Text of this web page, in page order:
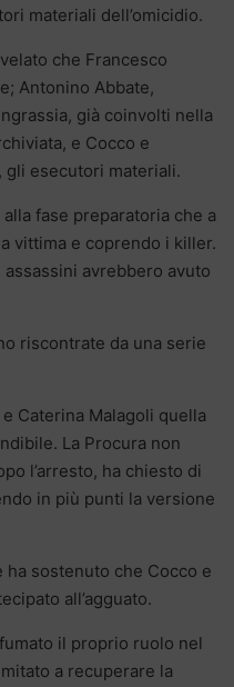
materiali dell’omicidio.
che Francesco
Antonino Abbate,
già coinvolti nella
e Cocco e
gli esecutori materiali.
fase preparatoria che a
vittima e coprendo i killer.
avrebbero avuto
riscontrate da una serie
Caterina Malagoli quella
La Procura non
l’arresto, ha chiesto di
in più punti la versione
ha sostenuto che Cocco e
all’agguato.
il proprio ruolo nel
a recuperare la